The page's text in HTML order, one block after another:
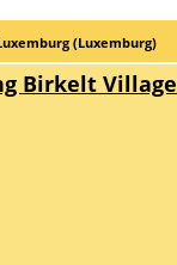
(Luxemburg)
Birkelt Village